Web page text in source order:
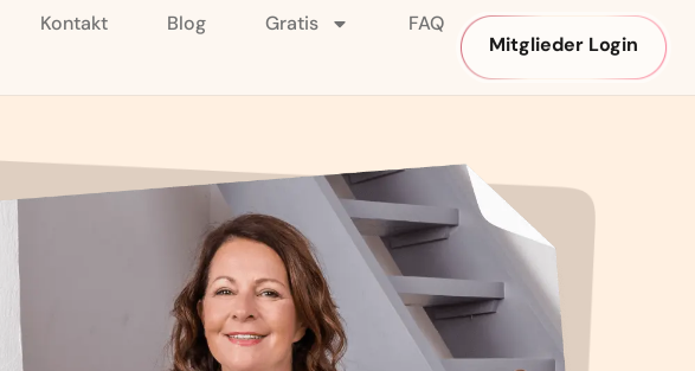
Kontakt Blog Gratis
FAQ
Mitglieder Login